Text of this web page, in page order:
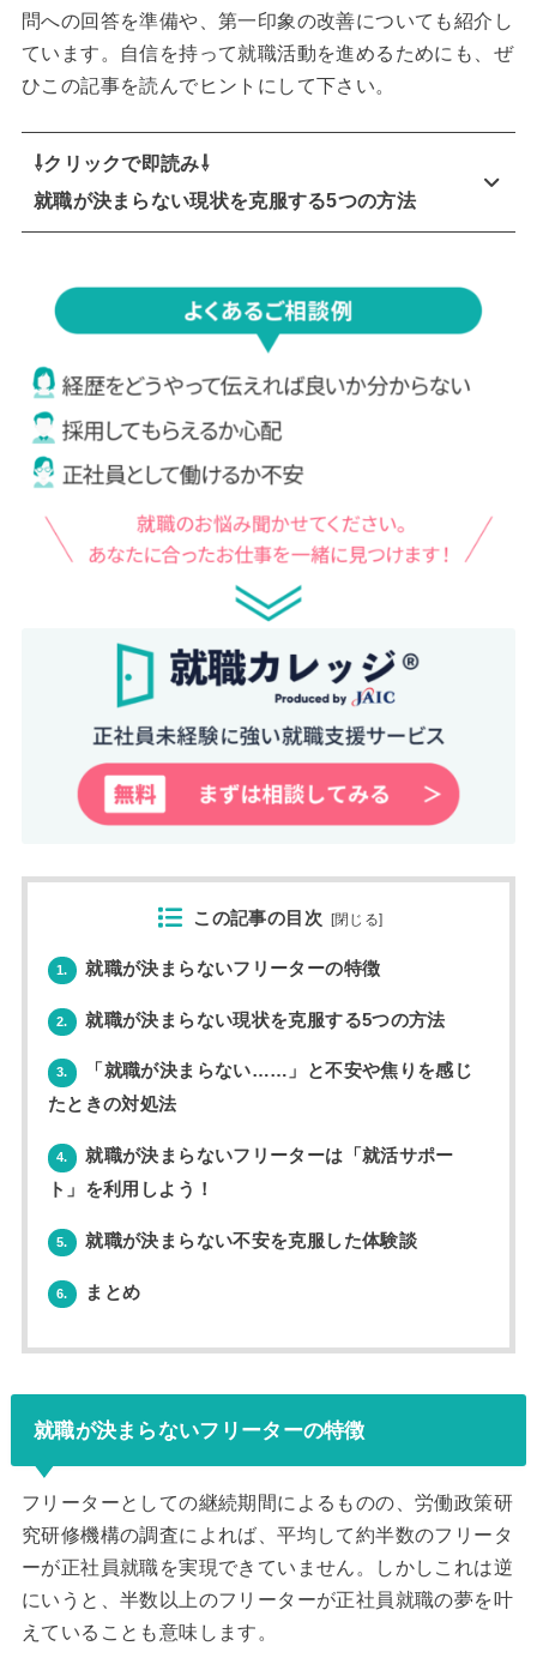
問への回答を準備や、第一印象の改善についても紹介し
ています。自信を持って就職活動を進めるためにも、ぜ
ひこの記事を読んでヒントにして下さい。
⇩クリックで即読み⇩
就職が決まらない現状を克服する5つの方法
この記事の目次 [閉じる]
1. 就職が決まらないフリーターの特徴
2. 就職が決まらない現状を克服する5つの方法
3.
「就職が決まらない……」と不安や焦りを感じ
たときの対処法
4.
就職が決まらないフリーターは「就活サポー
ト」を利用しよう！
5. 就職が決まらない不安を克服した体験談
6. まとめ
就職が決まらないフリーターの特徴
フリーターとしての継続期間によるものの、労働政策研
究研修機構の調査によれば、平均して約半数のフリータ
ーが正社員就職を実現できていません。しかしこれは逆
にいうと、半数以上のフリーターが正社員就職の夢を叶
えていることも意味します。